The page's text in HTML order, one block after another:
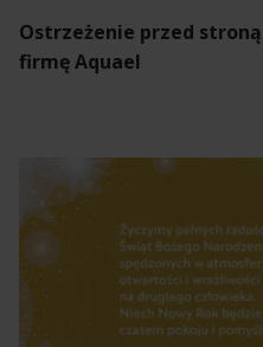
Ostrzeżenie przed
firmę Aquael